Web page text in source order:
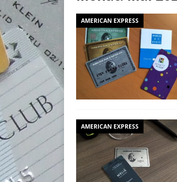
[ 25/04/2026 ]
[ 03/08/
AMERICAN EXPRESS
AMERICAN EXPRESS